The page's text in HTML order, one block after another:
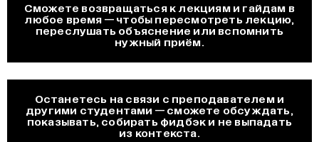
Сможете возвращаться к лекциям и гайдам в
любое время — чтобы пересмотреть лекцию,
переслушать объяснение или вспомнить
нужный приём.
Останетесь на связи с преподавателем и
другими студентами — сможете обсуждать,
показывать, собирать фидбэк и не выпадать
из контекста.